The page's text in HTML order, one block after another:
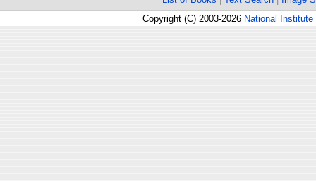
Copyright (C) 2003-2026 National